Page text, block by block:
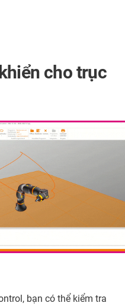
cho trục
bạn có thể kiểm tra